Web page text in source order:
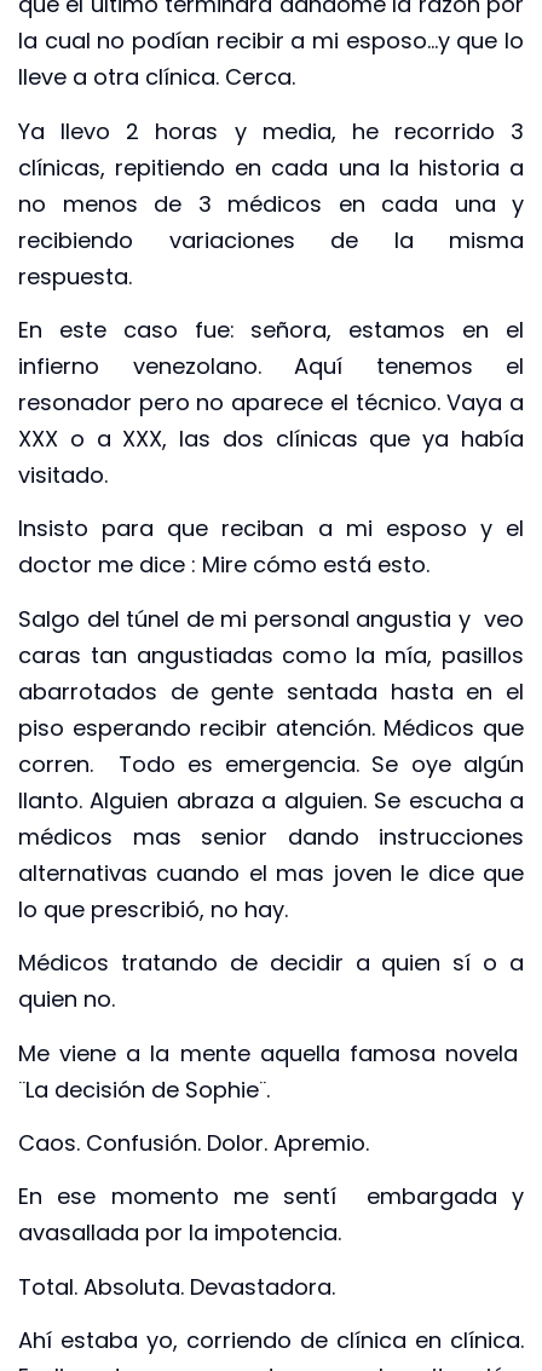
la cual no podían recibir a mi esposo…y que lo
lleve a otra clínica. Cerca.
Ya llevo 2 horas y media, he recorrido 3
clínicas, repitiendo en cada una la historia a
no menos de 3 médicos en cada una y
recibiendo variaciones de la misma
respuesta.
En este caso fue: señora, estamos en el
infierno venezolano. Aquí tenemos el
resonador pero no aparece el técnico. Vaya a
XXX o a XXX, las dos clínicas que ya había
visitado.
Insisto para que reciban a mi esposo y el
doctor me dice : Mire cómo está esto.
Salgo del túnel de mi personal angustia y veo
caras tan angustiadas como la mía, pasillos
abarrotados de gente sentada hasta en el
piso esperando recibir atención. Médicos que
corren. Todo es emergencia. Se oye algún
llanto. Alguien abraza a alguien. Se escucha a
médicos mas senior dando instrucciones
alternativas cuando el mas joven le dice que
lo que prescribió, no hay.
Médicos tratando de decidir a quien sí o a
quien no.
Me viene a la mente aquella famosa novela
¨La decisión de Sophie¨.
Caos. Confusión. Dolor. Apremio.
En ese momento me sentí embargada y
avasallada por la impotencia.
Total. Absoluta. Devastadora.
Ahí estaba yo, corriendo de clínica en clínica.